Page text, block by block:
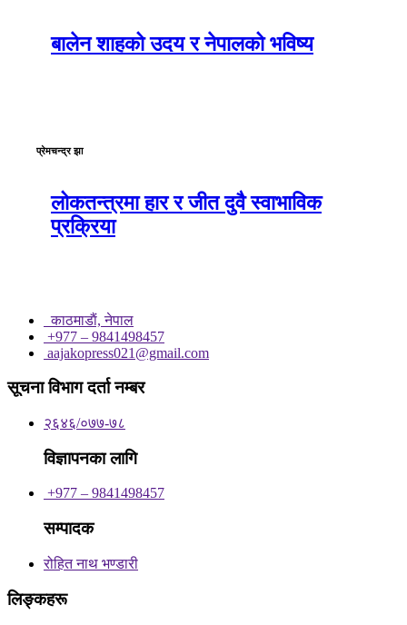
बालेन शाहको उदय र नेपालको भविष्य
प्रेमचन्द्र झा
लोकतन्त्रमा हार र जीत दुवै स्वाभाविक
प्रक्रिया
काठमाडाैं, नेपाल
+977 – 9841498457
aajakopress021@gmail.com
सूचना विभाग दर्ता नम्बर
२६४६/०७७-७८
विज्ञापनका लागि
+977 – 9841498457
सम्पादक
रोहित नाथ भण्डारी
लिङ्कहरू